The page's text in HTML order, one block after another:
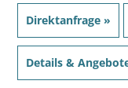
Direktanfrage »
Details &